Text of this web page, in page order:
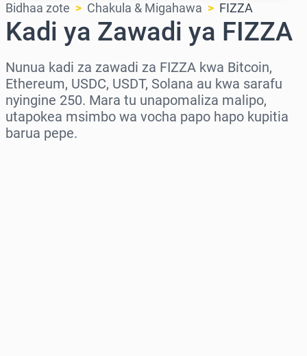
Bidhaa zote Chakula & Migahawa FIZZA
Kadi ya Zawadi ya FIZZA
Nunua kadi za zawadi za FIZZA kwa Bitcoin,
Ethereum, USDC, USDT, Solana au kwa sarafu
nyingine 250. Mara tu unapomaliza malipo,
utapokea msimbo wa vocha papo hapo kupitia
barua pepe.